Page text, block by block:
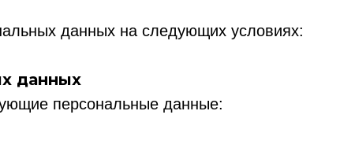
данных на следующих условиях:
данных
персональные данные: